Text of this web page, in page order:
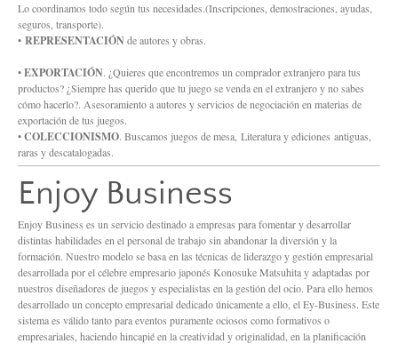
Lo coordinamos todo según tus necesidades.(Inscripciones, demostraciones, ayudas,
seguros, transporte).
• REPRESENTACIÓN de autores y obras.
•EXPORTACIÓN. ¿Quieres que encontremos un comprador extranjero para tus
productos? ¿Siempre has querido que tu juego se venda en el extranjero y no sabes
cómo hacerlo?. Asesoramiento a autores y servicios de negociación en materias de
exportación de tus juegos.
•COLECCIONISMO. Buscamos juegos de mesa, Literatura y ediciones antiguas,
raras y descatalogadas.
Enjoy Business
Enjoy Business es un servicio destinado a empresas para fomentar y desarrollar
distintas habilidades en el personal de trabajo sin abandonar la diversión y la
formación. Nuestro modelo se basa en las técnicas de liderazgo y gestión empresarial
desarrollada por el célebre empresario japonés Konosuke Matsuhita y adaptadas por
nuestros diseñadores de juegos y especialistas en la gestión del ocio. Para ello hemos
desarrollado un concepto empresarial dedicado únicamente a ello, el Ey-Business. Este
sistema es válido tanto para eventos puramente ociosos como formativos o
empresariales, haciendo hincapié en la creatividad y originalidad, en la planificación